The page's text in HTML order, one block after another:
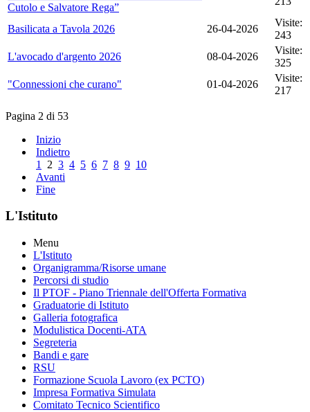
Cutolo e Salvatore Rega”
Basilicata a Tavola 2026 26-04-2026
Visite:
243
L'avocado d'argento 2026
08-04-2026
Visite:
325
"Connessioni che curano"
01-04-2026
Visite:
217
Pagina 2 di 53
Inizio
Indietro
1
2 3 4 5 6 7 8 9 10
Avanti
Fine
L'Istituto
Menu
L'Istituto
Organigramma/Risorse umane
Percorsi di studio
Il PTOF - Piano Triennale dell'Offerta Formativa
Graduatorie di Istituto
Galleria fotografica
Modulistica Docenti-ATA
Segreteria
Bandi e gare
RSU
Formazione Scuola Lavoro (ex PCTO)
Impresa Formativa Simulata
Comitato Tecnico Scientifico